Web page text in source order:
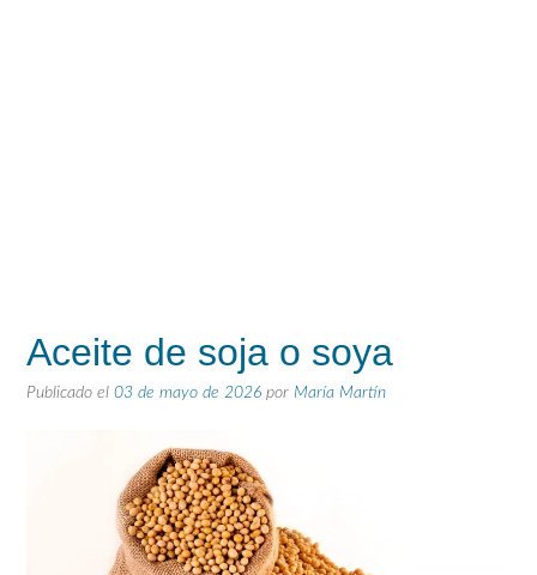
Aceite de soja o soya
Publicado el 03 de mayo de 2026 por María Martín